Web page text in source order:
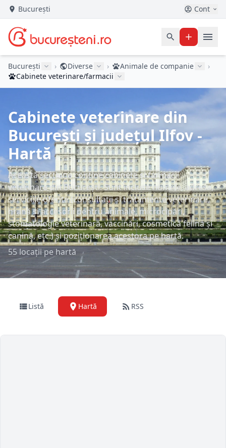
București Cont
București › Diverse › Animale de companie
›
Cabinete veterinare/farmacii
Cabinete veterinare din
București și județul Ilfov -
Hartă
Această secțiune conține cabinete și farmacii
veterinare din București. Sunt incluse numele, adresa,
serviciile oferite (consultații și tratamente veterinare,
hrană și accesorii pentru animale, microcipări,
stomatologie veterinară, vaccinări, cosmetică felină și
canină, etc.) și poziționarea acestora pe hartă.
55 locații pe hartă
Listă Hartă RSS